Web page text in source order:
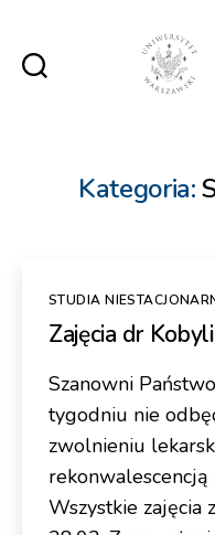
Kategoria:
Kategorie
STUDIA
Zajęcia dr
Szanowni
tygodniu nie
zwolnieniu
rekonwalescencją
Wszystkie zajęcia